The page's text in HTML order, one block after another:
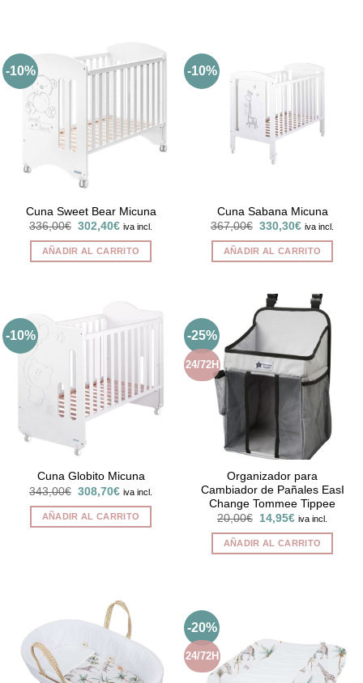
-10%
Cuna Sweet Bear Micuna
336,00€ El
original
era:
302,40€El
actual
es:
iva incl.
AÑADIR AL CARRITO
-10%
Cuna Sabana Micuna
367,00€ El
original
era:
330,30€El
actual
es:
iva incl.
AÑADIR AL CARRITO
-10%
Cuna Globito Micuna
343,00€ El
original
era:
308,70€El
actual
es:
iva incl.
AÑADIR AL CARRITO
-25%
24/72H
Organizador para
Cambiador de Pañales EasI
Change Tommee Tippee
20,00€
El
original
era:
14,95€El
actual
es:
iva incl.
AÑADIR AL CARRITO
-20%
24/72H